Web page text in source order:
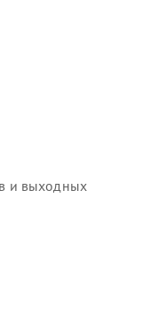
и выходных